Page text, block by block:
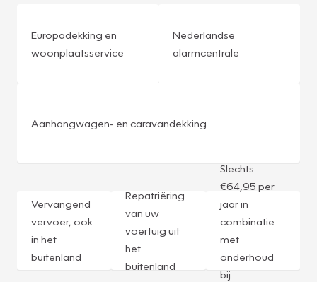
Europadekking en
woonplaatsservice
Nederlandse
alarmcentrale
Aanhangwagen- en caravandekking
Vervangend
vervoer, ook
in het
buitenland
Repatriëring
van uw
voertuig uit
het
buitenland
Slechts
€64,95 per
jaar in
combinatie
met
onderhoud
bij